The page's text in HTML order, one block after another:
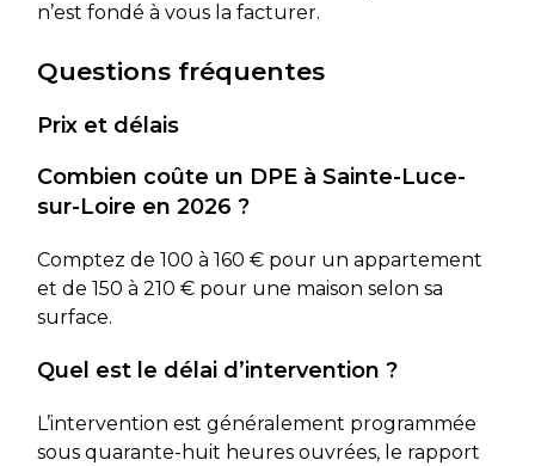
n’est fondé à vous la facturer.
Questions fréquentes
Prix et délais
Combien coûte un DPE à Sainte-Luce-
sur-Loire en 2026 ?
Comptez de 100 à 160 € pour un appartement
et de 150 à 210 € pour une maison selon sa
surface.
Quel est le délai d’intervention ?
L’intervention est généralement programmée
sous quarante-huit heures ouvrées, le rapport